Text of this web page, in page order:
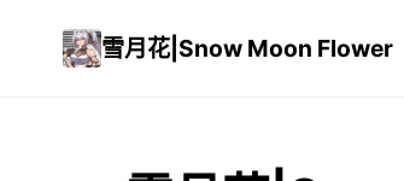
雪月花|Snow Moon Flower